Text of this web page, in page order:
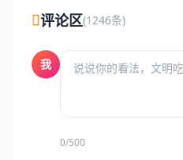
评论区(1246条)
我
0/500